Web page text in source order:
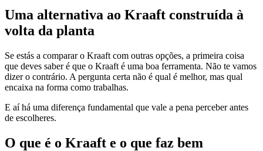
Uma alternativa ao Kraaft construída à
volta da planta
Se estás a comparar o Kraaft com outras opções, a primeira coisa
que deves saber é que o Kraaft é uma boa ferramenta. Não te vamos
dizer o contrário. A pergunta certa não é qual é melhor, mas qual
encaixa na forma como trabalhas.
E aí há uma diferença fundamental que vale a pena perceber antes
de escolheres.
O que é o Kraaft e o que faz bem